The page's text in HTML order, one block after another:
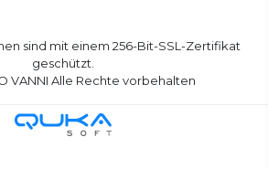
sind mit einem 256-Bit-SSL-Zertifikat
geschützt.
VANNI Alle Rechte vorbehalten